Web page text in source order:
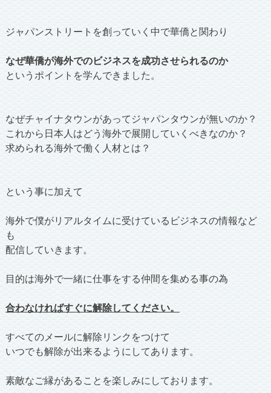
ジャパンストリートを創っていく中で華僑と関わり
なぜ華僑が海外でのビジネスを成功させられるのか
というポイントを学んできました。
なぜチャイナタウンがあってジャパンタウンが無いのか？
これから日本人はどう海外で展開していくべきなのか？
求められる海外で働く人材とは？
という事に加えて
海外で僕がリアルタイムに受けているビジネスの情報など
も
配信していきます。
目的は海外で一緒に仕事をする仲間を集める事の為
合わなければすぐに解除してください。
すべてのメールに解除リンクをつけて
いつでも解除が出来るようにしてあります。
素敵なご縁があることを楽しみにしております。